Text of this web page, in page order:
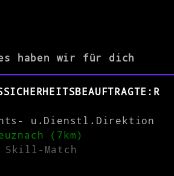
2-5 >5
haben wir für dich
u.Dienstl.Direktion
(7km)
Match